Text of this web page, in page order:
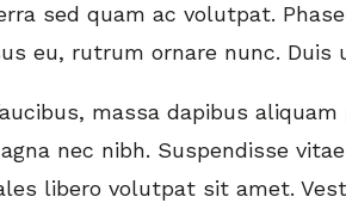
sed quam ac volutpat.
eu, rutrum ornare nunc. Duis
massa dapibus
nec nibh. Suspendisse
libero volutpat sit amet.